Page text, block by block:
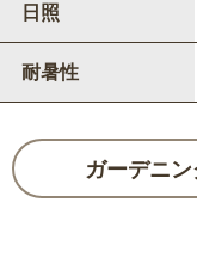
日照
耐暑性
ガーデニ